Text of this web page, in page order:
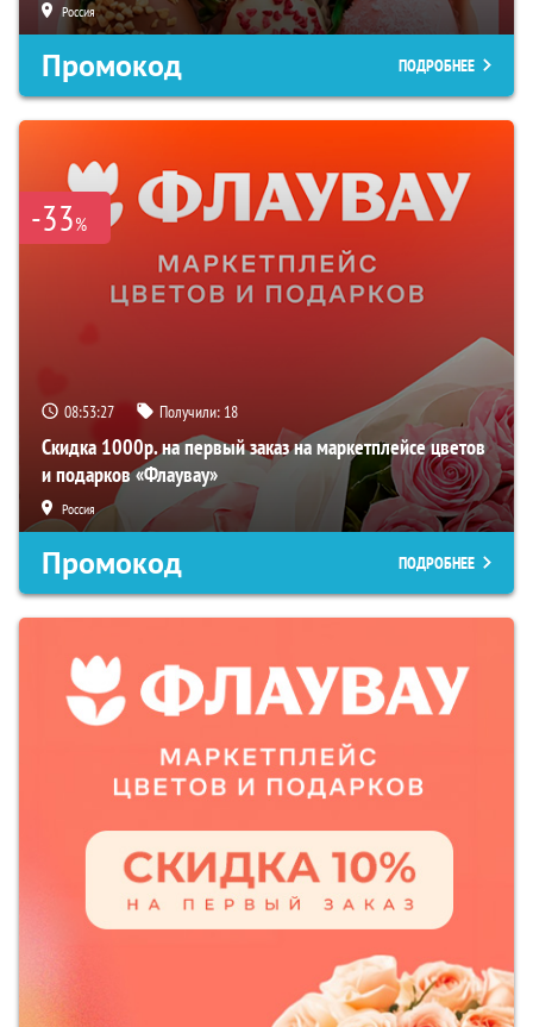
Россия
Промокод ПОДРОБНЕЕ
-33%
08:53:26 Получили: 18
Скидка 1000р. на первый заказ на маркетплейсе цветов
и подарков «Флаувау»
Россия
Промокод ПОДРОБНЕЕ